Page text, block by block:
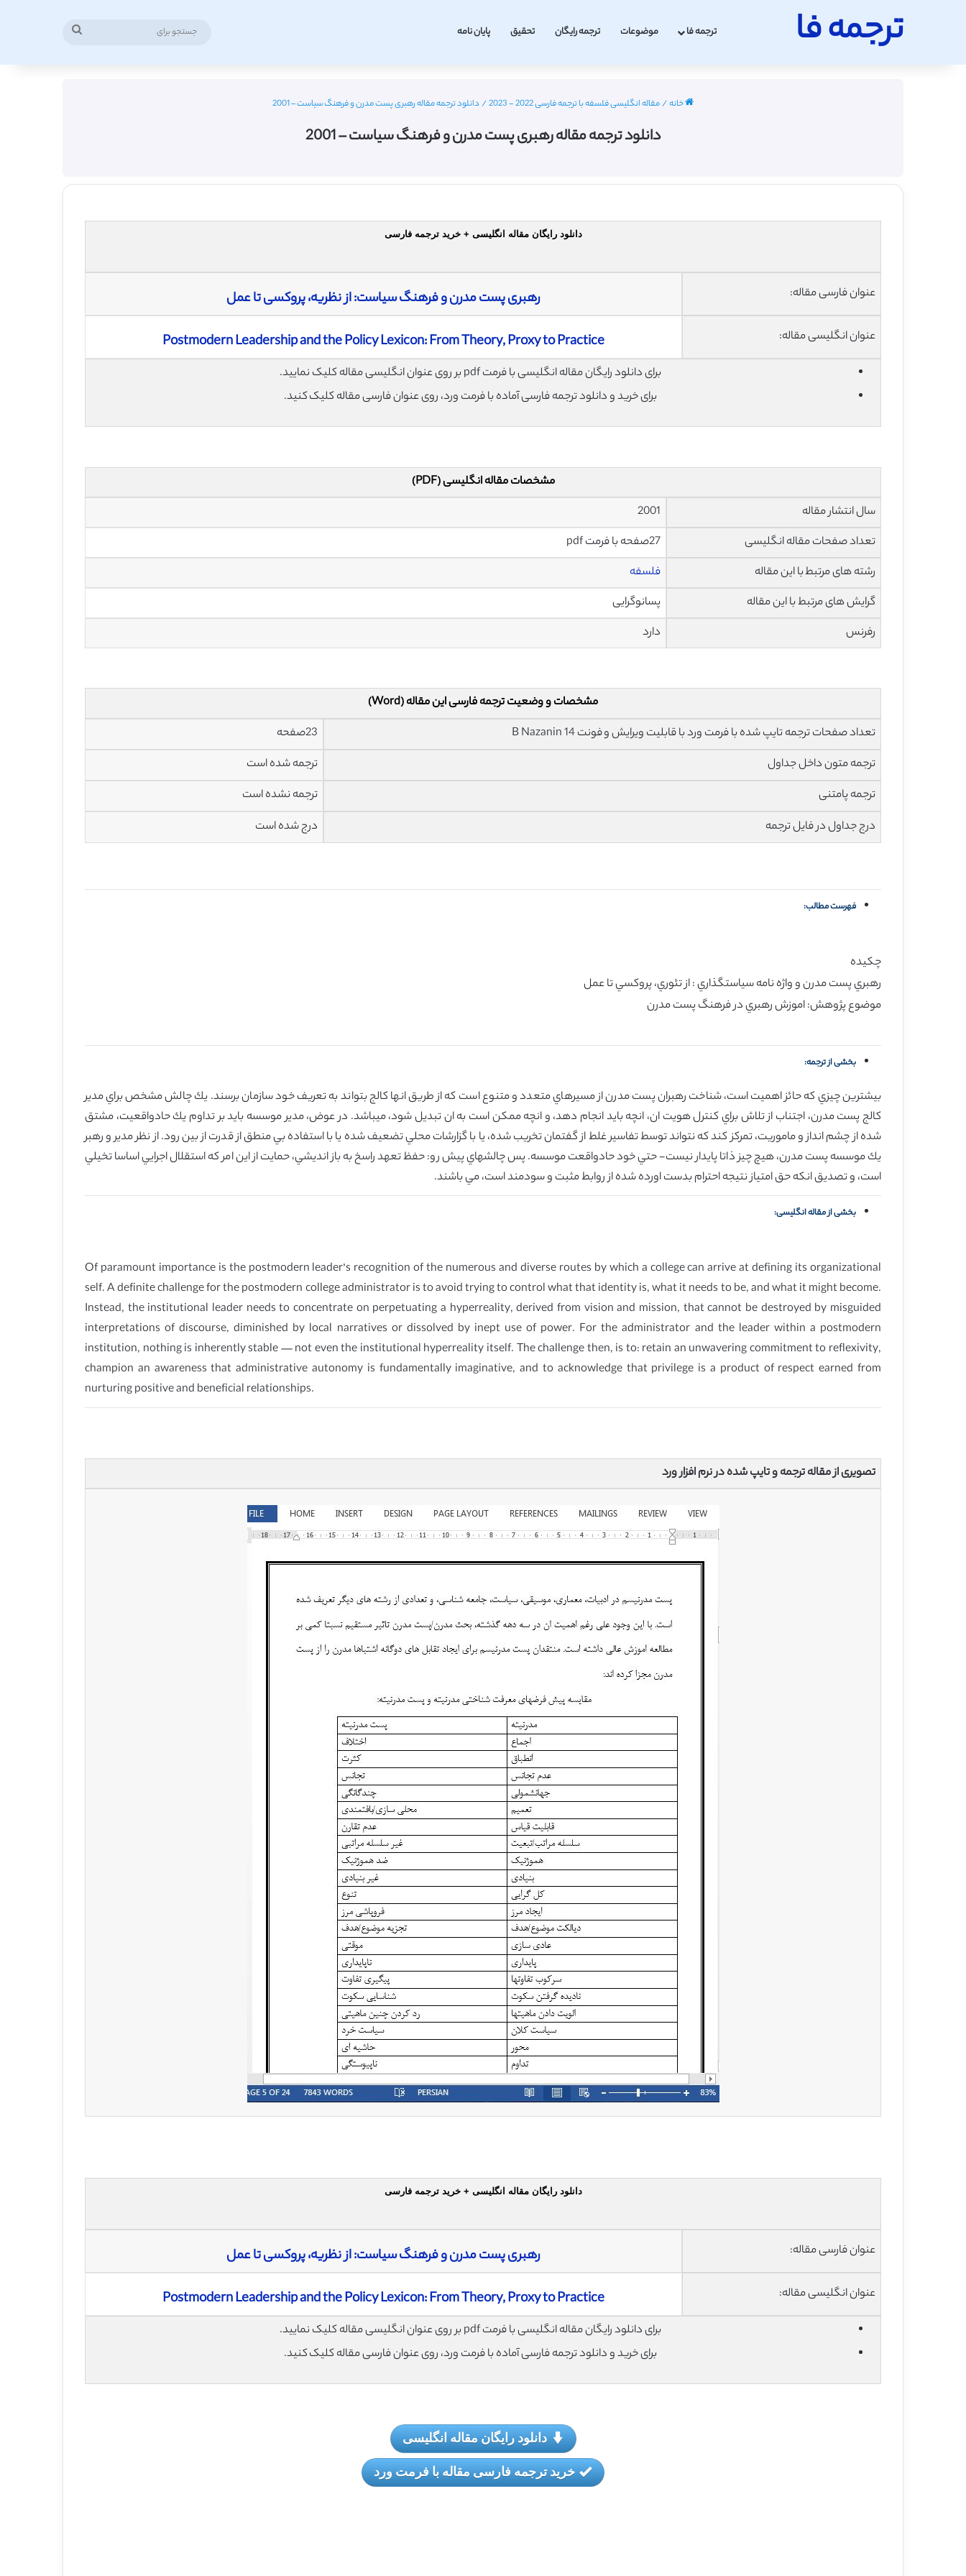
ترجمه فا ترجمه فا موضوعات ترجمه رایگان تحقیق پایان نامه
خانه/مقاله انگلیسی فلسفه با ترجمه فارسی 2022 - 2023 / دانلود ترجمه مقاله رهبری پست مدرن و فرهنگ سیاست – 2001
دانلود ترجمه مقاله رهبری پست مدرن و فرهنگ سیاست – 2001
دانلود رایگان مقاله انگلیسی + خرید ترجمه فارسی
عنوان فارسی مقاله: رهبری پست مدرن و فرهنگ سیاست: از نظریه، پروکسی تا عمل
عنوان انگلیسی مقاله: Postmodern Leadership and the Policy Lexicon: From Theory, Proxy to Practice
برای دانلود رایگان مقاله انگلیسی با فرمت pdf بر روی عنوان انگلیسی مقاله کلیک نمایید.
برای خرید و دانلود ترجمه فارسی آماده با فرمت ورد، روی عنوان فارسی مقاله کلیک کنید.
مشخصات مقاله انگلیسی (PDF)
سال انتشار مقاله
2001
تعداد صفحات مقاله انگلیسی
27صفحه با فرمت pdf
رشته های مرتبط با این مقاله
فلسفه
گرایش های مرتبط با این مقاله
پسانوگرایی
رفرنس
دارد
مشخصات و وضعیت ترجمه فارسی این مقاله (Word)
تعداد صفحات ترجمه تایپ شده با فرمت ورد با قابلیت ویرایش و فونت 14 B Nazanin
23صفحه
ترجمه متون داخل جداول
ترجمه شده است
ترجمه پامتنی
ترجمه نشده است
درج جداول در فایل ترجمه
درج شده است
فهرست مطالب:
چکیده
رهبري پست مدرن و واژه نامه سياستگذاري : از تئوري، پروكسي تا عمل
موضوع پژوهش: اموزش رهبري در فرهنگ پست مدرن
بخشی از ترجمه:
بيشترين چيزي كه حائز اهميت است، شناخت رهبران پست مدرن از مسيرهاي متعدد و متنوع است كه از طريق انها كالج بتواند به تعريف خود سازمان برسند. يك چالش مشخص براي مدير
كالج پست مدرن، اجتناب از تلاش براي كنترل هويت ان، انچه بايد انجام دهد، و انچه ممكن است به ان تبديل شود، ميباشد. در عوض، مدير موسسه بايد بر تداوم يك حادواقعيت، مشتق
شده از چشم انداز و ماموريت، تمركز كند كه نتواند توسط تفاسير غلط از گفتمان تخريب شده، يا با گزارشات محلي تضعيف شده يا با استفاده بي منطق از قدرت از بين رود. از نظر مدير و رهبر
يك موسسه پست مدرن، هيچ چيز ذاتا پايدار نيست- حتي خود حادواقعت موسسه. پس چالشهاي پيش رو: حفظ تعهد راسخ به باز انديشي، حمايت از اين امر كه استقلال اجرايي اساسا تخيلي
است، و تصديق انكه حق امتياز نتيجه احترام بدست اورده شده از روابط مثبت و سودمند است، مي باشند.
بخشی از مقاله انگلیسی:
Of paramount importance is the postmodern leader’s recognition of the numerous and diverse routes by which a college can arrive at defining its organizational
self. A definite challenge for the postmodern college administrator is to avoid trying to control what that identity is, what it needs to be, and what it might become.
Instead, the institutional leader needs to concentrate on perpetuating a hyperreality, derived from vision and mission, that cannot be destroyed by misguided
interpretations of discourse, diminished by local narratives or dissolved by inept use of power. For the administrator and the leader within a postmodern
institution, nothing is inherently stable — not even the institutional hyperreality itself. The challenge then, is to: retain an unwavering commitment to reflexivity,
champion an awareness that administrative autonomy is fundamentally imaginative, and to acknowledge that privilege is a product of respect earned from
nurturing positive and beneficial relationships.
تصویری از مقاله ترجمه و تایپ شده در نرم افزار ورد
دانلود رایگان مقاله انگلیسی + خرید ترجمه فارسی
عنوان فارسی مقاله: رهبری پست مدرن و فرهنگ سیاست: از نظریه، پروکسی تا عمل
عنوان انگلیسی مقاله: Postmodern Leadership and the Policy Lexicon: From Theory, Proxy to Practice
برای دانلود رایگان مقاله انگلیسی با فرمت pdf بر روی عنوان انگلیسی مقاله کلیک نمایید.
برای خرید و دانلود ترجمه فارسی آماده با فرمت ورد، روی عنوان فارسی مقاله کلیک کنید.
دانلود رایگان مقاله انگلیسی
خرید ترجمه فارسی مقاله با فرمت ورد